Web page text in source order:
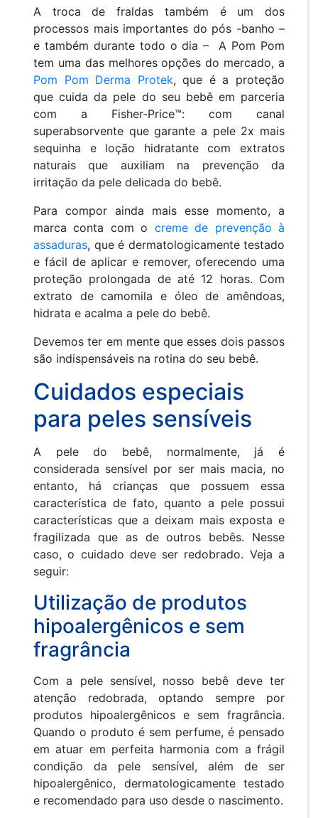
A troca de fraldas também é um dos
processos mais importantes do pós -banho –
e também durante todo o dia – A Pom Pom
tem uma das melhores opções do mercado, a
Pom Pom Derma Protek, que é a proteção
que cuida da pele do seu bebê em parceria
com a Fisher-Price™: com canal
superabsorvente que garante a pele 2x mais
sequinha e loção hidratante com extratos
naturais que auxiliam na prevenção da
irritação da pele delicada do bebê.
Para compor ainda mais esse momento, a
marca conta com o creme de prevenção à
assaduras, que é dermatologicamente testado
e fácil de aplicar e remover, oferecendo uma
proteção prolongada de até 12 horas. Com
extrato de camomila e óleo de amêndoas,
hidrata e acalma a pele do bebê.
Devemos ter em mente que esses dois passos
são indispensáveis na rotina do seu bebê.
Cuidados especiais
para peles sensíveis
A pele do bebê, normalmente, já é
considerada sensível por ser mais macia, no
entanto, há crianças que possuem essa
característica de fato, quanto a pele possui
características que a deixam mais exposta e
fragilizada que as de outros bebês. Nesse
caso, o cuidado deve ser redobrado. Veja a
seguir:
Utilização de produtos
hipoalergênicos e sem
fragrância
Com a pele sensível, nosso bebê deve ter
atenção redobrada, optando sempre por
produtos hipoalergênicos e sem fragrância.
Quando o produto é sem perfume, é pensado
em atuar em perfeita harmonia com a frágil
condição da pele sensível, além de ser
hipoalergênico, dermatologicamente testado
e recomendado para uso desde o nascimento.